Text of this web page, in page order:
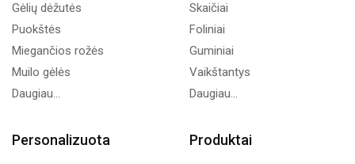
Gėlių dėžutės
Puokštės
Miegančios rožės
Muilo gėlės
Daugiau...
Skaičiai
Foliniai
Guminiai
Vaikštantys
Daugiau...
Personalizuota Produktai